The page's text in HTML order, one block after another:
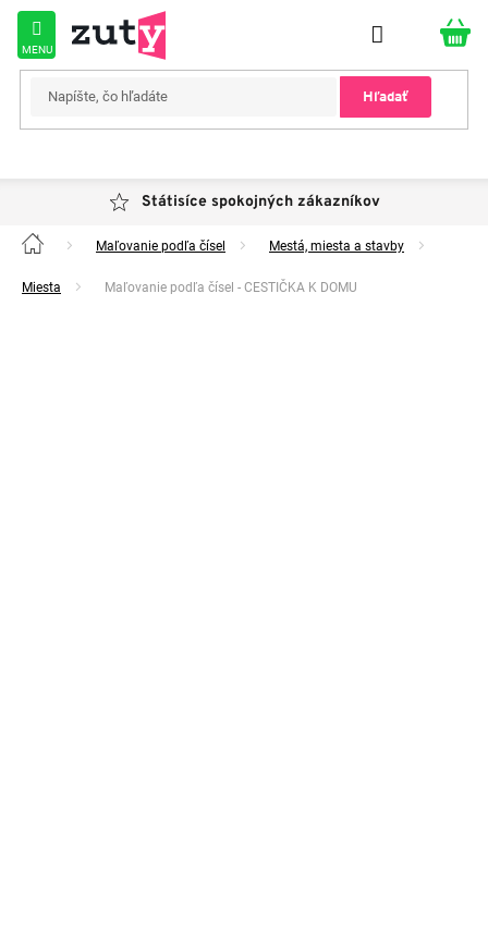
Prejsť
obsah
Hľadať
Státisíce spokojných zákazníkov
Domov Maľovanie podľa čísel Mestá, miesta a stavby
Miesta Maľovanie podľa čísel - CESTIČKA K DOMU